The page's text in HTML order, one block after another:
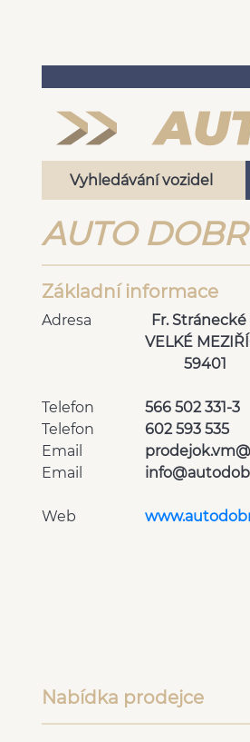
Vyhledávání vozidel
AUTO
Základní informace
Adresa
Fr. Stránecké
VELKÉ
59401
Telefon
566 502 331-3
Telefon
602 593 535
Email
Email
Web
Nabídka prodejce